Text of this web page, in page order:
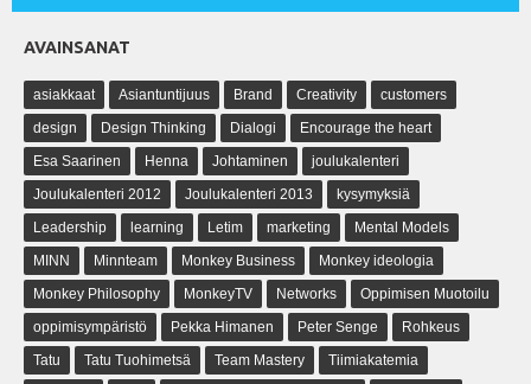
AVAINSANAT
asiakkaat Asiantuntijuus Brand Creativity
customers
design
Design Thinking Dialogi
Encourage the heart
Esa Saarinen
Henna Johtaminen
joulukalenteri
Joulukalenteri 2012
Joulukalenteri 2013
kysymyksiä
Leadership
learning Letim marketing
Mental Models
MINN
Minnteam Monkey Business
Monkey ideologia
Monkey Philosophy
MonkeyTV Networks
Oppimisen Muotoilu
oppimisympäristö
Pekka Himanen Peter Senge
Rohkeus
Tatu
Tatu Tuohimetsä Team Mastery
Tiimiakatemia